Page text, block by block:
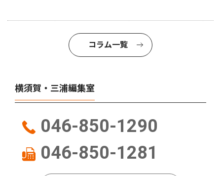
コラム一覧
横須賀・三浦編集室
046-850-1290
046-850-1281